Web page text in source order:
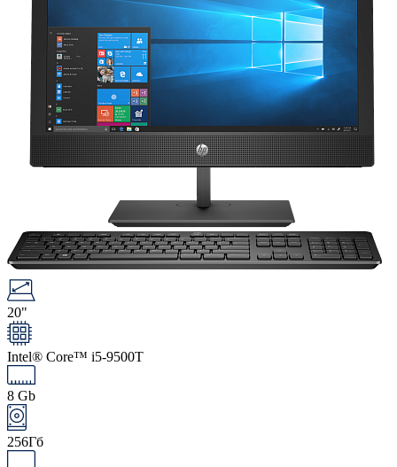
20"
Intel® Core™ i5-9500T
8 Gb
256Гб